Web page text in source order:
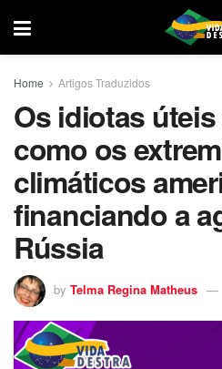
Home Artigos Traduzidos
Os idiotas
como os
climáticos
financiando a
Rússia
by Telma Regina Matheus